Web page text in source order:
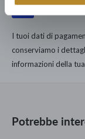
esempio in garage.
SPECIFICHE
Congelatore
Anti Black-out:
dell'unica catena di
167.000 clienti dal
I tuoi dati di
conserviamo i
informazioni della
Potrebbe